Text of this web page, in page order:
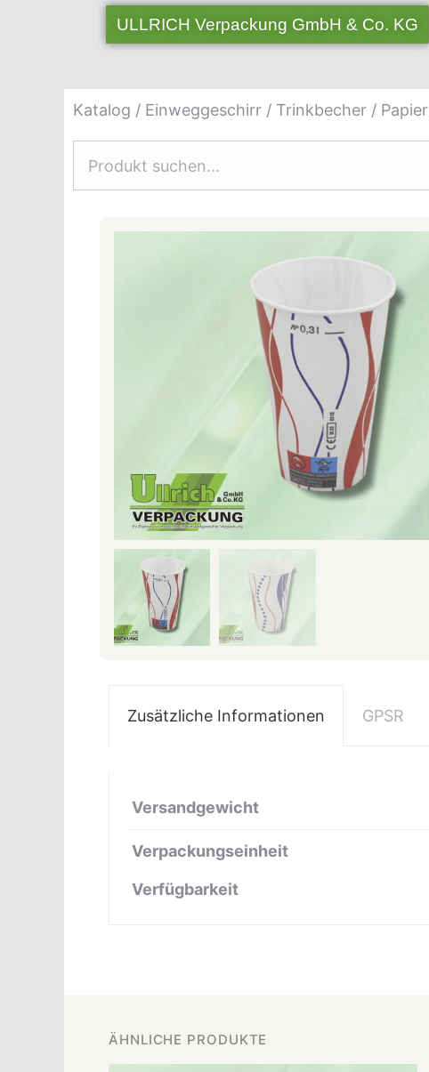
ULLRICH Verpackung GmbH & Co. KG
Katalog / Einweggeschirr / Trinkbecher / Papier
Zusätzliche Informationen GPSR
Versandgewicht
Verpackungseinheit
Verfügbarkeit
ÄHNLICHE PRODUKTE